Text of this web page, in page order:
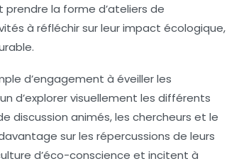
la forme d’ateliers de
à réfléchir sur leur impact écologique,
d’engagement à éveiller les
d’explorer visuellement les différents
discussion animés, les chercheurs et le
sur les répercussions de leurs
d’éco-conscience et incitent à